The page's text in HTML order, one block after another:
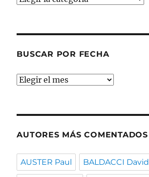
BUSCAR POR FECHA
Buscar
AUTORES MÁS COMENTADOS
AUSTER Paul BALDACCI David